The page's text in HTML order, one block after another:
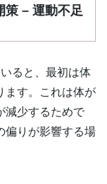
策 – 運動不足
ると、最初は体
ます。これは体が
減少するためで
偏りが影響する場